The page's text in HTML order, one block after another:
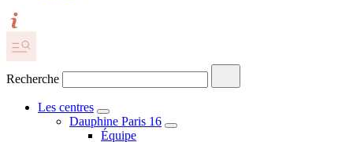
Recherche
Les centres
Dauphine Paris 16
Équipe